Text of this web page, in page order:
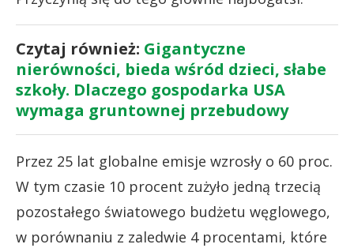
Czytaj również: Gigantyczne
nierówności, bieda wśród dzieci, słabe
szkoły. Dlaczego gospodarka USA
wymaga gruntownej przebudowy
Przez 25 lat globalne emisje wzrosły o 60 proc.
W tym czasie 10 procent zużyło jedną trzecią
pozostałego światowego budżetu węglowego,
w porównaniu z zaledwie 4 procentami, które